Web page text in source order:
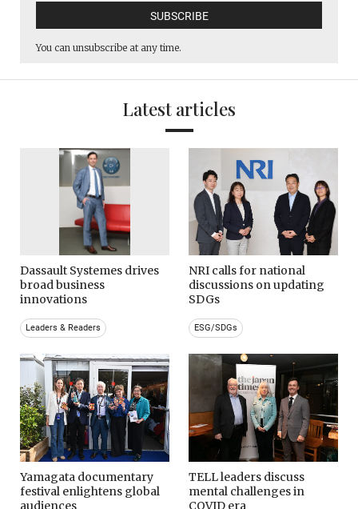
You can unsubscribe at any time.
Latest articles
Dassault Systemes drives
broad business
innovations
Leaders & Readers
NRI calls for national
discussions on updating
SDGs
ESG/SDGs
Yamagata documentary
festival enlightens global
audiences
TELL leaders discuss
mental challenges in
COVID era